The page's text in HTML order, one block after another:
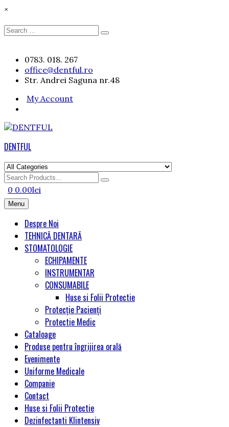
×
Search
Search
Skip
content
0783. 018. 267
office@dentful.ro
Str. Andrei Saguna nr.48
My Account
DENTFUL
Search
for
0 0.00lei
Menu
Despre Noi
TEHNICĂ DENTARĂ
STOMATOLOGIE
ECHIPAMENTE
INSTRUMENTAR
CONSUMABILE
Huse si Folii Protectie
Protecție Pacienți
Protectie Medic
Cataloage
Produse pentru îngrijirea orală
Evenimente
Uniforme Medicale
Companie
Contact
Huse si Folii Protectie
Dezinfectanti Klintensiv